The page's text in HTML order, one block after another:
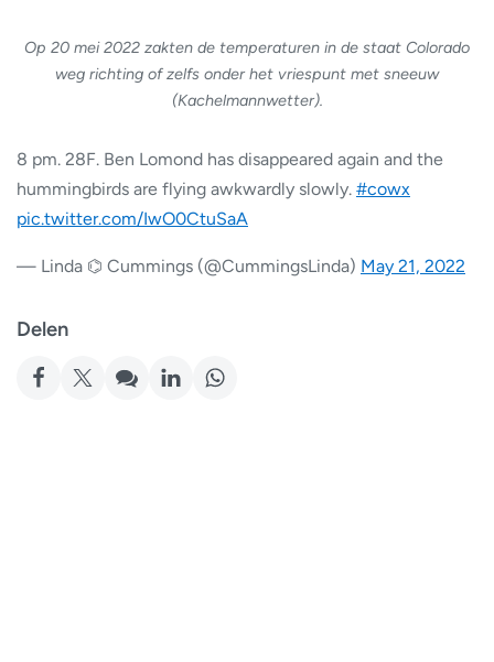
Op 20 mei 2022 zakten de temperaturen in de staat Colorado
weg richting of zelfs onder het vriespunt met sneeuw
(Kachelmannwetter).
8 pm. 28F. Ben Lomond has disappeared again and the
hummingbirds are flying awkwardly slowly. #cowx
pic.twitter.com/IwO0CtuSaA
— Linda ⌬ Cummings (@CummingsLinda) May 21, 2022
Delen